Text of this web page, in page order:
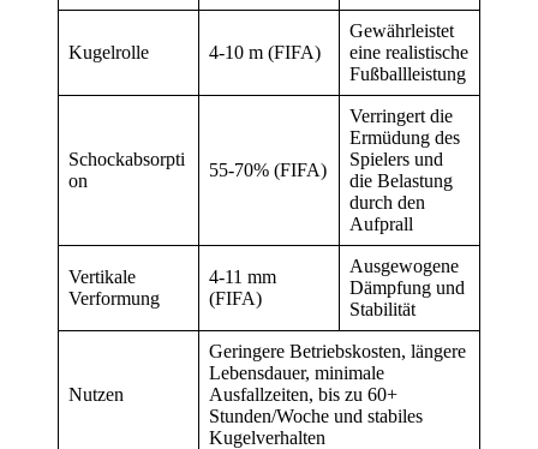
Kugelrolle 4-10 m (FIFA)
Gewährleistet
eine realistische
Fußballleistung
Schockabsorpti
on
55-70% (FIFA)
Verringert die
Ermüdung des
Spielers und
die Belastung
durch den
Aufprall
Vertikale
Verformung
4-11 mm
(FIFA)
Ausgewogene
Dämpfung und
Stabilität
Nutzen
Geringere Betriebskosten, längere
Lebensdauer, minimale
Ausfallzeiten, bis zu 60+
Stunden/Woche und stabiles
Kugelverhalten